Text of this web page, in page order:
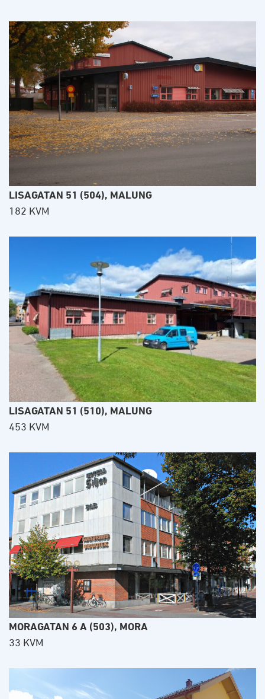
LISAGATAN 51 (504), MALUNG
182 KVM
LISAGATAN 51 (510), MALUNG
453 KVM
MORAGATAN 6 A (503), MORA
33 KVM